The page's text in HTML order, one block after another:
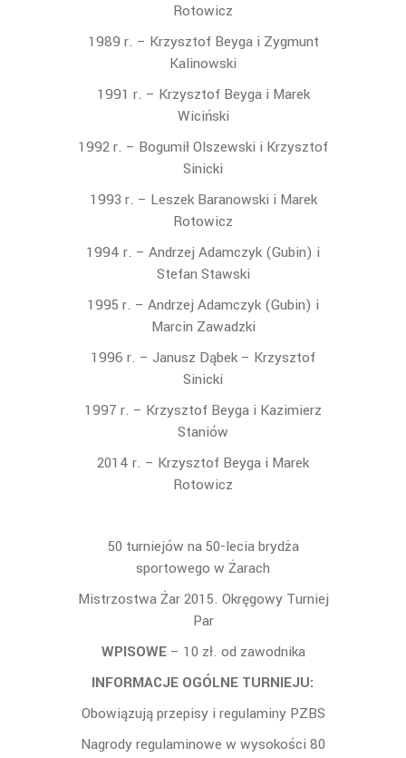
Rotowicz
1989 r. – Krzysztof Beyga i Zygmunt
Kalinowski
1991 r. – Krzysztof Beyga i Marek
Wiciński
1992 r. – Bogumił Olszewski i Krzysztof
Sinicki
1993 r. – Leszek Baranowski i Marek
Rotowicz
1994 r. – Andrzej Adamczyk (Gubin) i
Stefan Stawski
1995 r. – Andrzej Adamczyk (Gubin) i
Marcin Zawadzki
1996 r. – Janusz Dąbek – Krzysztof
Sinicki
1997 r. – Krzysztof Beyga i Kazimierz
Staniów
2014 r. – Krzysztof Beyga i Marek
Rotowicz
50 turniejów na 50-lecia brydża
sportowego w Żarach
Mistrzostwa Żar 2015. Okręgowy Turniej
Par
WPISOWE– 10 zł. od zawodnika
INFORMACJE OGÓLNE TURNIEJU:
Obowiązują przepisy i regulaminy PZBS
Nagrody regulaminowe w wysokości 80